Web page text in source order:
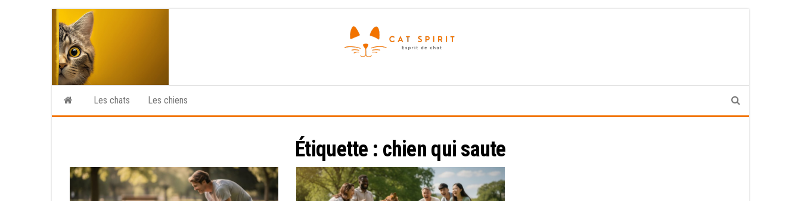
to
the
content
chat
Les chats Les chiens
Étiquette : chien qui saute